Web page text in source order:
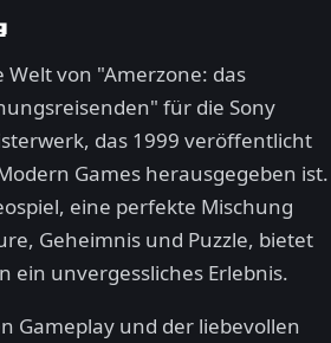
Welt von "Amerzone: das
für die Sony
das 1999 veröffentlicht
Games herausgegeben ist.
eine perfekte Mischung
Geheimnis und Puzzle, bietet
ein unvergessliches Erlebnis.
Gameplay und der liebevollen